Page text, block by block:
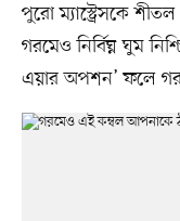
পুরো ম্যাস্ট্রেসকে
গরমেও নির্বিঘ্ন ঘুম
এয়ার অপশন’ ফলে